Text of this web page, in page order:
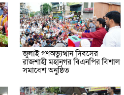
জুলাই গণঅভ্যুত্থান দিবসের
রাজশাহী মহানগর বিএনপির বিশাল
সমাবেশ অনুষ্ঠিত